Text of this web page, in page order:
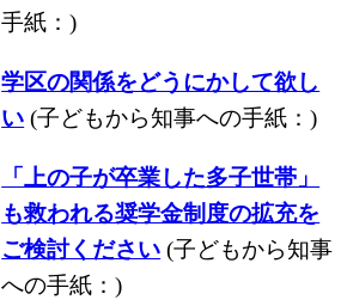
手紙：)
学区の関係をどうにかして欲し
い (子どもから知事への手紙：)
「上の子が卒業した多子世帯」
も救われる奨学金制度の拡充を
ご検討ください (子どもから知事
への手紙：)